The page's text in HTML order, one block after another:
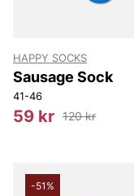
HAPPY SOCKS
Sausage Sock
41-46
59 kr 120 kr
-51%